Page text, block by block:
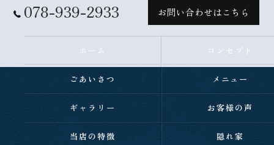
078-939-2933 お問い合わせはこちら
ホーム コンセプト
ごあいさつ メニュー
ギャラリー お客様の声
当店の特徴 隠れ家